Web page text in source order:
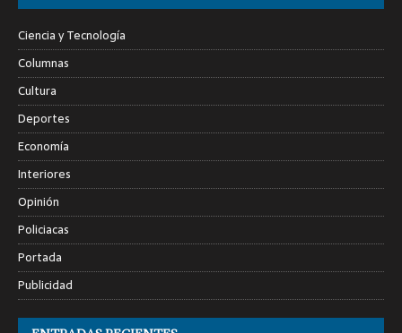
Ciencia y Tecnología
Columnas
Cultura
Deportes
Economía
Interiores
Opinión
Policiacas
Portada
Publicidad